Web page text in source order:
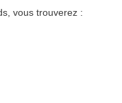
vous trouverez :